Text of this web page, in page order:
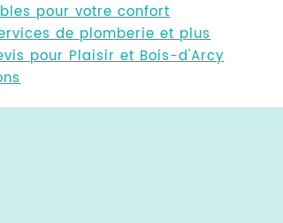
pour votre confort
de plomberie et plus
pour Plaisir et Bois-d'Arcy